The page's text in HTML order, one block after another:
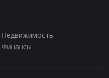
Недвижимость
Финансы